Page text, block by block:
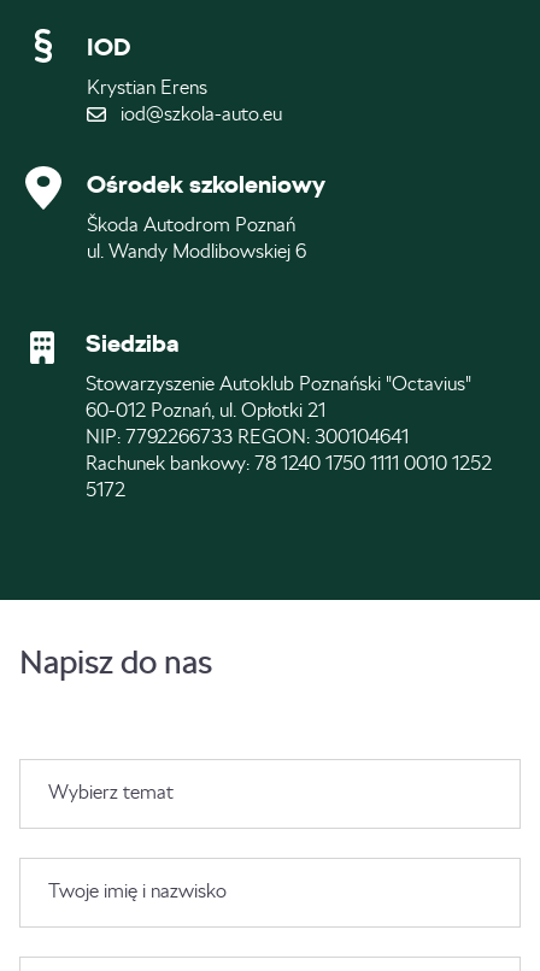
IOD
Krystian Erens
iod@szkola-auto.eu
Ośrodek szkoleniowy
Škoda Autodrom Poznań
ul. Wandy Modlibowskiej 6
Siedziba
Stowarzyszenie Autoklub Poznański "Octavius"
60-012 Poznań, ul. Opłotki 21
NIP: 7792266733 REGON: 300104641
Rachunek bankowy: 78 1240 1750 1111 0010 1252
5172
Napisz do nas
Wybierz temat
Twoje imię i nazwisko